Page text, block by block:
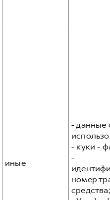
иные
- данные
- куки -
-
номер
средства;